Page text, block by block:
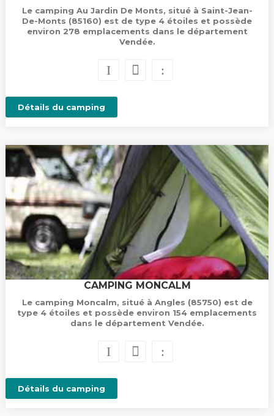
Le camping Au Jardin De Monts, situé à Saint-Jean-
De-Monts (85160) est de type 4 étoiles et possède
environ 278 emplacements dans le département
Vendée.
Détails du camping
CAMPING MONCALM
Le camping Moncalm, situé à Angles (85750) est de
type 4 étoiles et possède environ 154 emplacements
dans le département Vendée.
Détails du camping